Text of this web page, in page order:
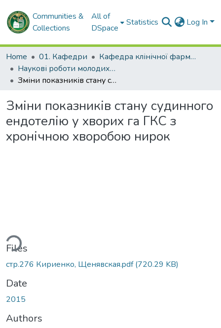
Communities &
Collections
All of
DSpace
Statistics Log In
Home 01. Кафедри
Кафедра клінічної фармакології та внутрішньої медицини
Наукові роботи молодих дослідників. Кафедра клінічної фармакології та внутрішньої медицини
Зміни показників стану судинного ендотелію у хворих га ГКС з хронічною хворобою нирок
Зміни показників стану судинного
ендотелію у хворих га ГКС з
хронічною хворобою нирок
Files
стр.276 Кириенко, Щенявская.pdf(720.29 KB)
Date
2015
Authors